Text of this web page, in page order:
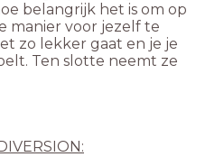
belangrijk het is om op
manier voor jezelf te
zo lekker gaat en je je
Ten slotte neemt ze